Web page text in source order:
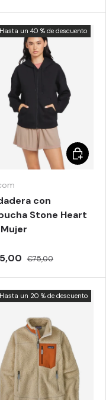
Hasta un 40 % de descuento
con
Stone Heart
€75,00
Elegir
Hasta un 20 % de descuento